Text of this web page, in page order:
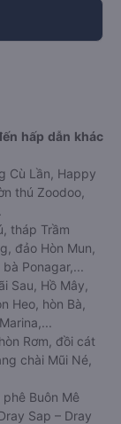
hấp dẫn khác
Cù Lần, Happy
thú Zoodoo,
tháp Trầm
đảo Hòn Mun,
Ponagar,...
Sau, Hồ Mây,
Heo, hòn Bà,
Rơm, đồi cát
chài Mũi Né,
Buôn Mê
Sap – Dray